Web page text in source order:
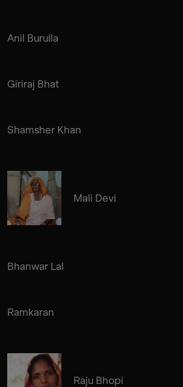
Anil Burulla
Giriraj Bhat
Shamsher Khan
Mali Devi
Bhanwar Lal
Ramkaran
Raju Bhopi